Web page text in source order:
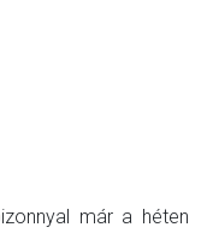
már a héten